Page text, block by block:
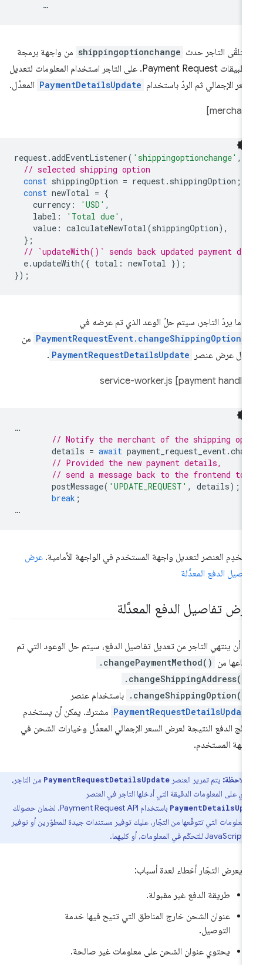
التاجر حدث shippingoptionchange من واجهة برمجة
التطبيقات Payment Request. على التاجر استخدام المعلومات لتعديل
الإجمالي ثم الردّ باستخدام PaymentDetailsUpdate المعدَّل.
request.addEventListener('shippingoptionchange'
// selected shipping option
const shippingOption = request.shippingOption
const newTotal
currency : 'USD'
label : 'Total due'
value: calculateNewTotal(shippingOption
// `updateWith()` sends back updated payment
e.updateWith ({ total: newTotal
يردّ التاجر، سيتم حلّ الوعد الذي تم عرضه في
من
عرض عنصر PaymentRequestDetailsUpdate
.
// Notify the merchant of the shipping
details
= await payment_request_event.
// Provided the new payment details,
// send a message back to the frontend to
postMessage('UPDATE_REQUEST', details
break
العنصر لتعديل واجهة المستخدم في الواجهة الأمامية.عرض
الدفع المعدَّلة
تفاصيل الدفع المعدَّلة
أن ينتهي التاجر من تعديل تفاصيل الدفع، سيتم حل الوعود التي تم
من .changePaymentMethod()
.changeShippingAddress()
.changeShippingOption() باستخدام عنصر
مشترك. يمكن أن يستخدم
الدفع النتيجة لعرض السعر الإجمالي المعدَّل وخيارات الشحن في
المستخدم.
ملاحظة:يتم تمرير العنصرPaymentRequestDetailsUpdateمن التاجر،
على المعلومات الدقيقة التي أدخلها التاجر في العنصر
باستخدام Payment Request API. لضمان حصولك
التي تتوقّعها من التجّار، عليك توفير مستندات جيدة للمطوّرين أو توفير
يعرض التجّار أخطاء لعدة أسباب:
طريقة الدفع غير مقبولة.
عنوان الشحن خارج المناطق التي تتيح فيها خدمة
التوصيل.
يحتوي عنوان الشحن على معلومات غير صالحة.